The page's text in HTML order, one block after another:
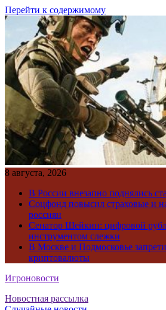
Перейти к содержимому
8 августа, 2026
В России внезапно поднялись
Соцфонд повысил страховые и
россиян
Сенатор Шейкин: цифровой
инструментом слежки
В Москве и Подмосковье
криптовалюты
Игроновости
Новостная рассылка